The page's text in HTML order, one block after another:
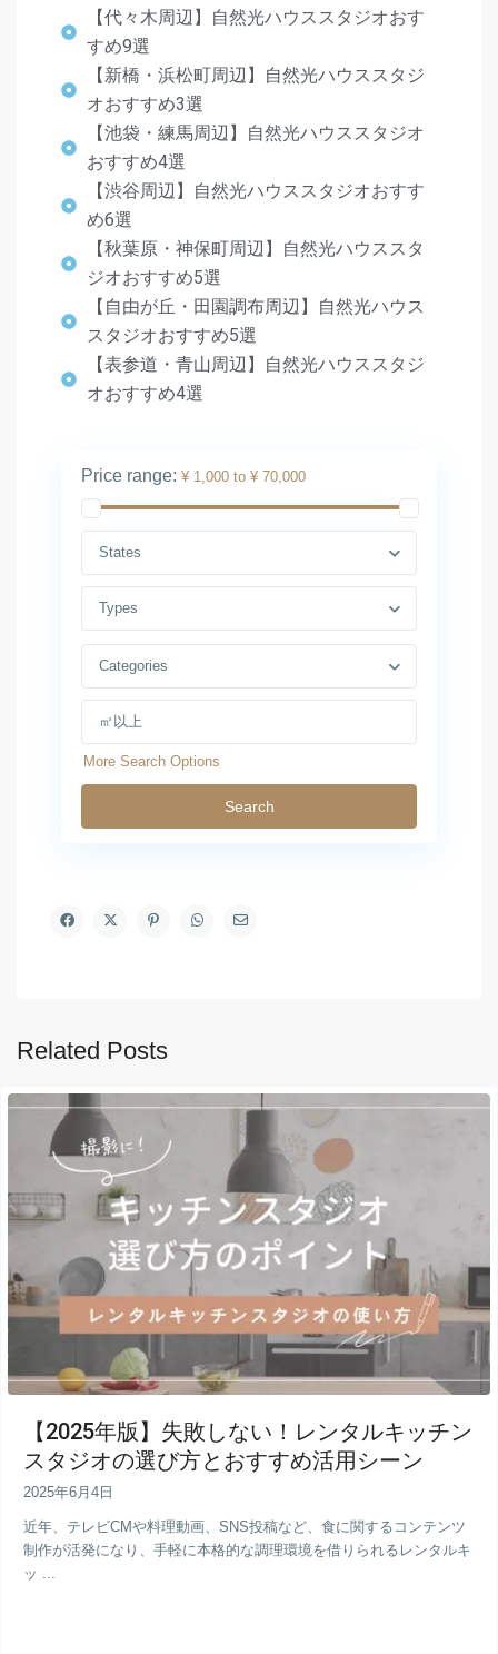
【代々木周辺】自然光ハウススタジオおす
すめ9選
【新橋・浜松町周辺】自然光ハウススタジ
オおすすめ3選
【池袋・練馬周辺】自然光ハウススタジオ
おすすめ4選
【渋谷周辺】自然光ハウススタジオおすす
め6選
【秋葉原・神保町周辺】自然光ハウススタ
ジオおすすめ5選
【自由が丘・田園調布周辺】自然光ハウス
スタジオおすすめ5選
【表参道・青山周辺】自然光ハウススタジ
オおすすめ4選
Price range: ¥ 1,000 to ¥ 70,000
States
Types
Categories
More Search Options
Search
Related Posts
【2025年版】失敗しない！レンタルキッチン
スタジオの選び方とおすすめ活用シーン
2025年6月4日
近年、テレビCMや料理動画、SNS投稿など、食に関するコンテンツ
制作が活発になり、手軽に本格的な調理環境を借りられるレンタルキ
ッ ...